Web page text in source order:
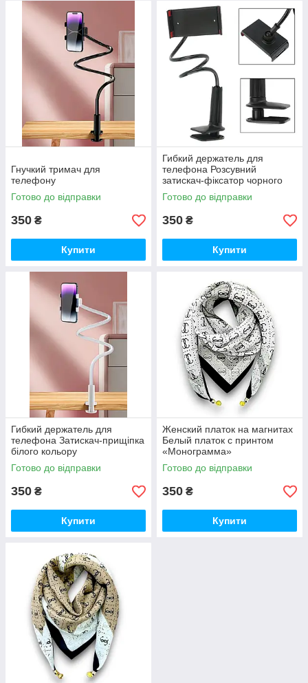
Гнучкий тримач для
телефону
Готово до відправки
350 ₴
Купити
Гибкий держатель для
телефона Розсувний
затискач-фіксатор чорного
кольору
Готово до відправки
350 ₴
Купити
Гибкий держатель для
телефона Затискач-прищіпка
білого кольору
Готово до відправки
350 ₴
Купити
Женский платок на магнитах
Белый платок с принтом
«Монограмма»
Готово до відправки
350 ₴
Купити